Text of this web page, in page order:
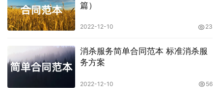
篇）
2022-12-10 23
消杀服务简单合同范本 标准消杀服
务方案
2022-12-10 56